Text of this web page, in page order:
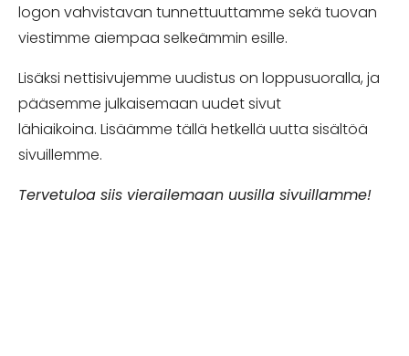
logon vahvistavan tunnettuuttamme sekä tuovan
viestimme aiempaa selkeämmin esille.
Lisäksi nettisivujemme uudistus on loppusuoralla, ja
pääsemme julkaisemaan uudet sivut
lähiaikoina. Lisäämme tällä hetkellä uutta sisältöä
sivuillemme.
Tervetuloa siis vierailemaan uusilla sivuillamme!